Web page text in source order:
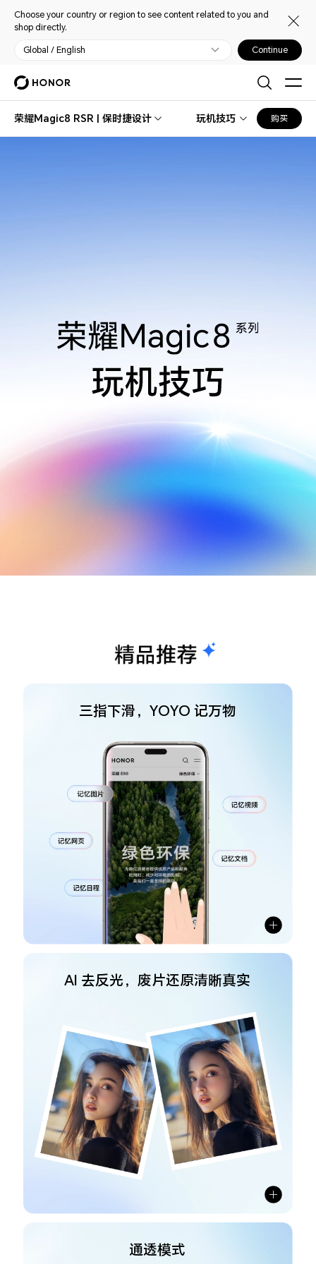
Choose your country or region to see content related to you and
shop directly.
Global / English Continue
荣耀Magic8 RSR | 保时捷设计 玩机技巧 购买
三指下滑，YOYO 记万物
AI 去反光，废片还原清晰真实
通透模式